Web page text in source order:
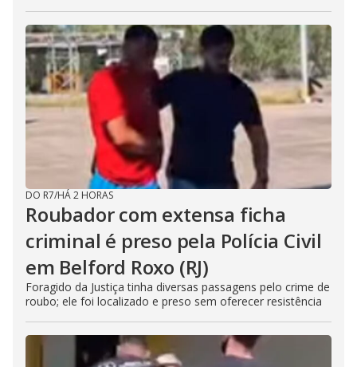
DO R7/HÁ 2 HORAS
Roubador com extensa ficha
criminal é preso pela Polícia Civil
em Belford Roxo (RJ)
Foragido da Justiça tinha diversas passagens pelo crime de
roubo; ele foi localizado e preso sem oferecer resistência